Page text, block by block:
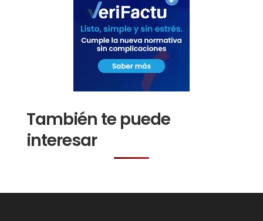
También te puede
interesar